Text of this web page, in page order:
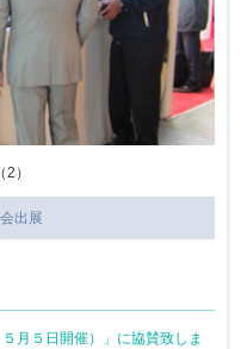
）
出展
月５日開催）」に協賛致しま